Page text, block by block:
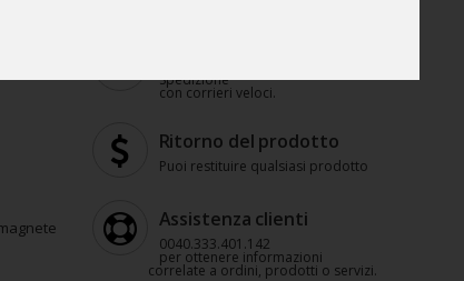
Spedizione
con corrieri veloci.
Ritorno del prodotto
Puoi restituire qualsiasi prodotto
Assistenza clienti
0040.333.401.142
per ottenere informazioni
correlate a ordini, prodotti o servizi.